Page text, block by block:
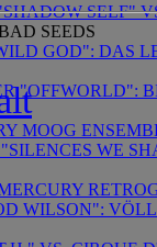
SELF"
SEEDS
GOD": DAS
"OFFWORLD":
MOOG
WE
WILSON":